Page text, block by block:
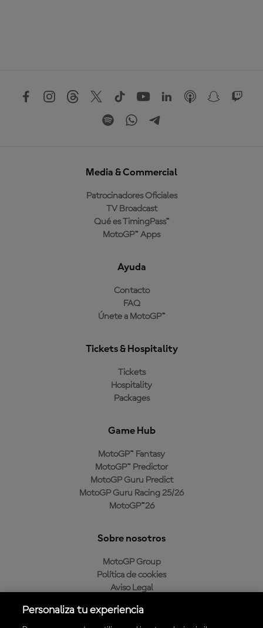
Media & Commercial
Patrocinadores Oficiales
TV Broadcast
Qué es TimingPass™
MotoGP™ Apps
Ayuda
Contacto
FAQ
Únete a MotoGP™
Tickets & Hospitality
Tickets
Hospitality
Packages
Game Hub
MotoGP™ Fantasy
MotoGP™ Predictor
MotoGP Guru Predict
MotoGP Guru Racing 25/26
MotoGP™26
Sobre nosotros
MotoGP Group
Política de cookies
Aviso Legal
Política de compra
Personaliza tu experiencia